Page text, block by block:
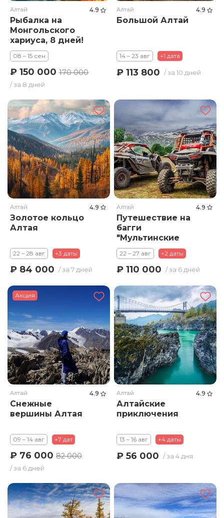
Алтай 4.9
Рыбалка на
Монгольского
хариуса, 8 дней!
08 – 15 сен
₽ 150 000 170 000
/ за 8 дней
Алтай 4.9
Большой Алтай
14 – 23 авг +1 дата
₽ 113 800 / за 10 дней
Алтай 4.9
Золотое кольцо
Алтая
22 – 28 авг +3 даты
₽ 84 000 / за 7 дней
Алтай 4.9
Путешествие на
багги
"Мультинские
озера"
22 – 27 авг +2 даты
₽ 110 000 / за 6 дней
Акция
Алтай 4.9
Снежные
вершины Алтая
09 – 14 авг +7 дат
₽ 76 000 82 000
/ за 6 дней
Алтай 4.9
Алтайские
приключения
13 – 16 авг +4 даты
₽ 56 000 / за 4 дня